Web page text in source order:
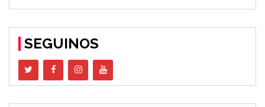
SEGUINOS